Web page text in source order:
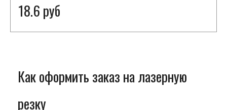
18.6 руб
Как оформить заказ на лазерную
резку